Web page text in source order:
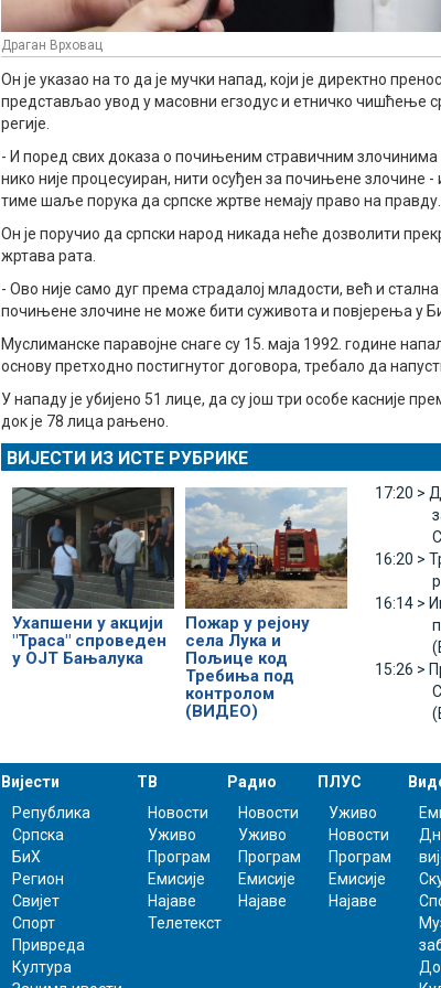
Драган Врховац
Он је указао на то да је мучки напад, који је директно
представљао увод у масовни егзодус и етничко чишћење
регије.
- И поред свих доказа о почињеним стравичним
нико није процесуиран, нити осуђен за почињене злочине -
тиме шаље порука да српске жртве немају право на правду.
Он је поручио да српски народ никада неће дозволити
жртава рата.
- Ово није само дуг према страдалој младости, већ и
почињене злочине не може бити суживота и повјерења у
Муслиманске паравојне снаге су 15. маја 1992. године
основу претходно постигнутог договора, требало да
У нападу је убијено 51 лице, да су још три особе касније
док је 78 лица рањено.
ВИЈЕСТИ ИЗ ИСТЕ РУБРИКЕ
Ухапшени у акцији
"Траса" спроведен
у ОЈТ Бањалука
Пожар у рејону
села Лука и
Пољице код
Требиња под
контролом
(ВИДЕО)
17:20 >
16:20 >
16:14 >
15:26 >
Вијести
Република
Српска
БиХ
Регион
Свијет
Спорт
Привреда
Култура
ТВ
Новости
Уживо
Програм
Емисије
Најаве
Телетекст
Радио
Новости
Уживо
Програм
Емисије
Најаве
ПЛУС
Уживо
Новости
Програм
Емисије
Најаве